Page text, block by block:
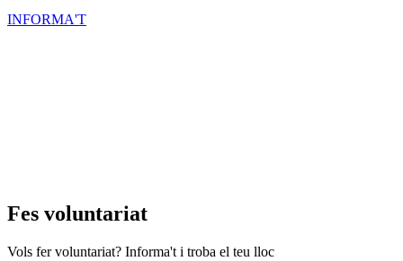
INFORMA'T
Fes voluntariat
Vols fer voluntariat? Informa't i troba el teu lloc